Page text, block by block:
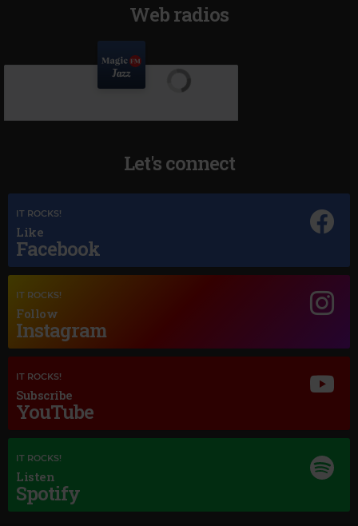
Web radios
DIANA KRALL HOW DEEP IS THE OCEAN AUDIO
Let's connect
IT ROCKS!
Like
Facebook
IT ROCKS!
Follow
Instagram
IT ROCKS!
Subscribe
YouTube
IT ROCKS!
Listen
Spotify